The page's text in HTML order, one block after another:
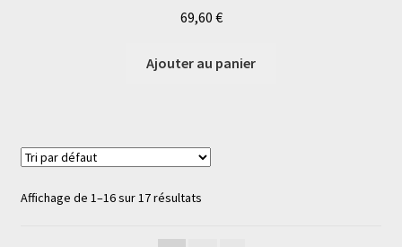
69,60 €
Ajouter au panier
Affichage de 1–16 sur 17 résultats